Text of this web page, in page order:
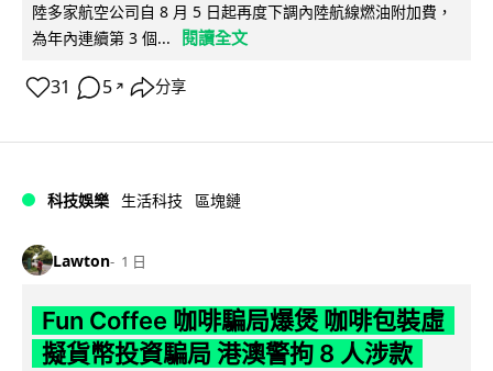
陸多家航空公司自 8 月 5 日起再度下調內陸航線燃油附加費，
為年內連續第 3 個...
閱讀全文
31 5 ↗ 分享
科技娛樂 生活科技 區塊鏈
Lawton 1 日
Fun Coffee 咖啡騙局爆煲 咖啡包裝虛
擬貨幣投資騙局 港澳警拘 8 人涉款